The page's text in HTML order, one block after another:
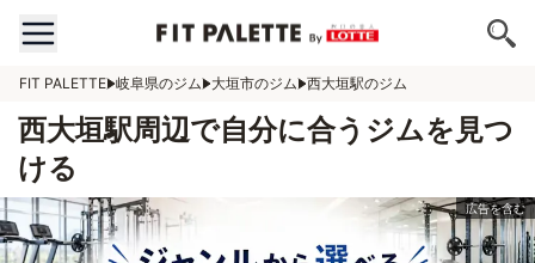
FIT PALETTE 岐阜県のジム 大垣市のジム 西大垣駅のジム
西大垣駅周辺で自分に合うジムを見つ
ける